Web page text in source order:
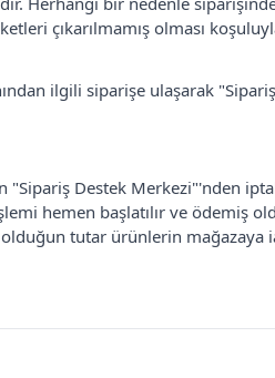
çıkarılmamış olması
ilgili siparişe ulaşarak
"Sipariş Destek Merkezi"'nden
hemen başlatılır ve ödemiş
tutar ürünlerin mağazaya